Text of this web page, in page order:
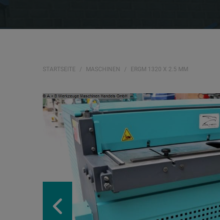
STARTSEITE MASCHINEN ERGM 1320 X 2.5 MM